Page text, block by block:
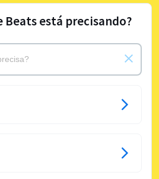
Beats está precisando?